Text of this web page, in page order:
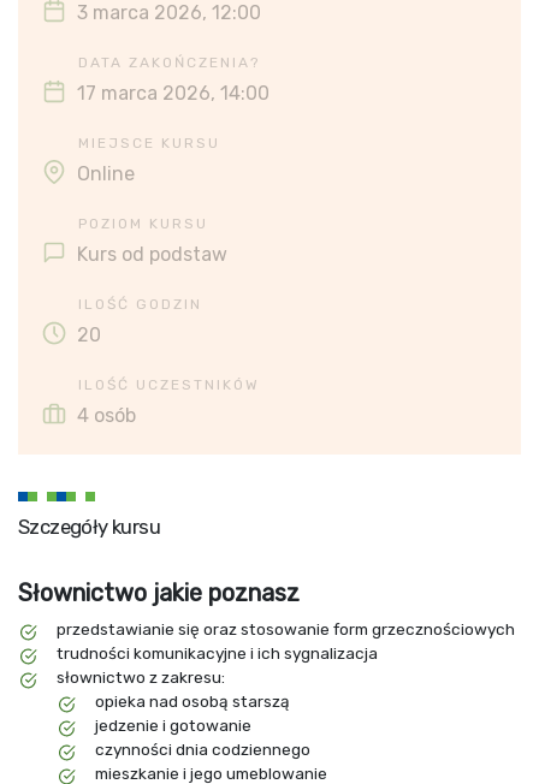
3 marca 2026, 12:00
DATA ZAKOŃCZENIA?
17 marca 2026, 14:00
MIEJSCE KURSU
Online
POZIOM KURSU
Kurs od podstaw
ILOŚĆ GODZIN
20
ILOŚĆ UCZESTNIKÓW
4 osób
Szczegóły kursu
Słownictwo jakie poznasz
przedstawianie się oraz stosowanie form grzecznościowych
trudności komunikacyjne i ich sygnalizacja
słownictwo z zakresu:
opieka nad osobą starszą
jedzenie i gotowanie
czynności dnia codziennego
mieszkanie i jego umeblowanie